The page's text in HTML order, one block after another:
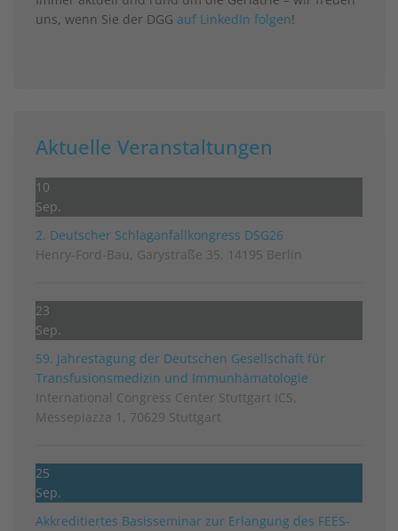
uns, wenn Sie der DGG auf LinkedIn folgen!
Aktuelle Veranstaltungen
10
Sep.
2. Deutscher Schlag­anfall­kongress DSG26
Henry-Ford-Bau, Garystraße 35, 14195 Berlin
23
Sep.
59. Jahrestagung der Deutschen Gesellschaft für
Transfusionsmedizin und Immunhämatologie
International Congress Center Stuttgart ICS,
Messepiazza 1, 70629 Stuttgart
25
Sep.
Akkreditiertes Basisseminar zur Erlangung des FEES-